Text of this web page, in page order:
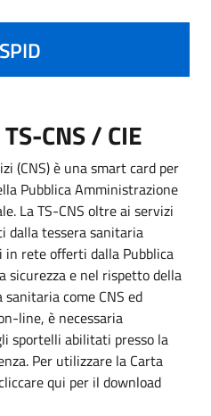
CNS / CIE
(CNS) è una smart card per
Pubblica Amministrazione
La TS-CNS oltre ai servizi
dalla tessera sanitaria
in rete offerti dalla Pubblica
sicurezza e nel rispetto della
come CNS ed
line, è necessaria
sportelli abilitati presso la
Per utilizzare la Carta
qui per il download